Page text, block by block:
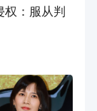
：服从判